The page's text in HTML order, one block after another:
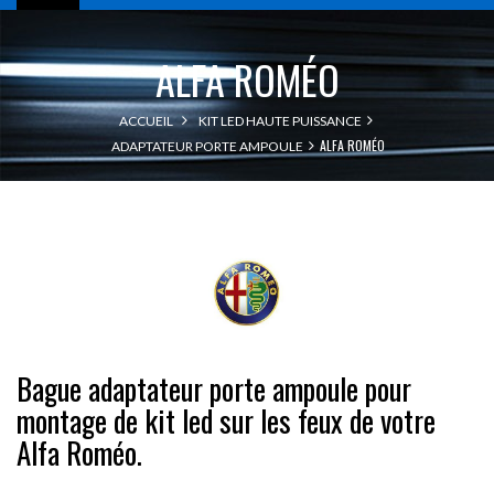
ALFA ROMÉO
ACCUEIL
KIT LED HAUTE PUISSANCE
ADAPTATEUR PORTE AMPOULE
ALFA ROMÉO
Bague adaptateur porte ampoule pour
montage de kit led sur les feux de votre
Alfa Roméo.